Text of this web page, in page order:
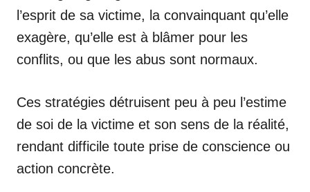
l’esprit de sa victime, la convainquant qu’elle
exagère, qu’elle est à blâmer pour les
conflits, ou que les abus sont normaux.
Ces stratégies détruisent peu à peu l’estime
de soi de la victime et son sens de la réalité,
rendant difficile toute prise de conscience ou
action concrète.